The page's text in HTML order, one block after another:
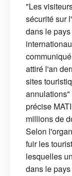
"Les
sécurité sur
dans le
attiré l'an
sites
annulations"
précise
millions de
Selon
fuir les
lesquelles
dans le